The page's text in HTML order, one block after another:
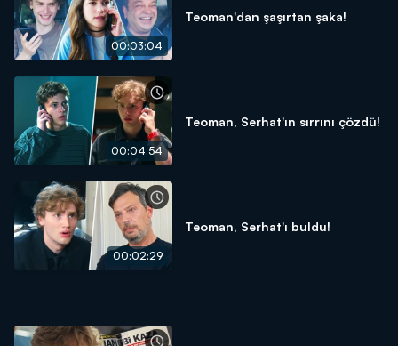
00:03:04
Teoman'dan şaşırtan şaka!
00:04:54
Teoman, Serhat'ın sırrını çözdü!
00:02:29
Teoman, Serhat'ı buldu!